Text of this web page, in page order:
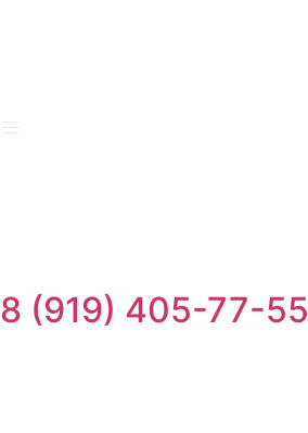
8 (919) 405-77-55